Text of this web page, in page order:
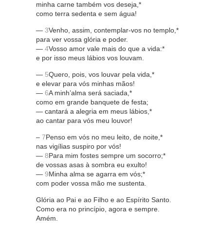
minha carne também vos deseja,*
como terra sedenta e sem água!
— 3Venho, assim, contemplar-vos no templo,*
para ver vossa glória e poder.
— 4Vosso amor vale mais do que a vida:*
e por isso meus lábios vos louvam.
— 5Quero, pois, vos louvar pela vida,*
e elevar para vós minhas mãos!
— 6A minh’alma será saciada,*
como em grande banquete de festa;
— cantará a alegria em meus lábios,*
ao cantar para vós meu louvor!
– 7Penso em vós no meu leito, de noite,*
nas vigílias suspiro por vós!
— 8Para mim fostes sempre um socorro;*
de vossas asas à sombra eu exulto!
— 9Minha alma se agarra em vós;*
com poder vossa mão me sustenta.
Glória ao Pai e ao Filho e ao Espírito Santo.
Como era no princípio, agora e sempre.
Amém.